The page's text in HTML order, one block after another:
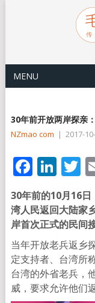
MENU
30年前开放两岸探亲
NZmao com | 2017-
30年前的10月16日
湾人民返回大陆家
岸首次正式的民间
当年开放老兵返乡
定支持者、台湾所
台湾的外省老兵，
威，要求允许他们